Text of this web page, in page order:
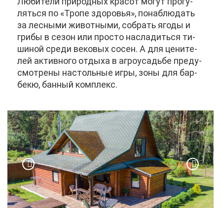
лять­ся по «Тро­пе здо­ро­вья», по­на­блю­дать
за лес­ны­ми жи­вот­ны­ми, со­брать яго­ды и
гри­бы в се­зон или про­сто на­сла­дить­ся ти­
ши­ной сре­ди ве­ко­вых со­сен. А для це­ни­те­
лей ак­тив­но­го от­ды­ха в аг­ро­усадь­бе преду­
смот­ре­ны на­столь­ные иг­ры, зо­ны для бар­
бекю, бан­ный ком­плекс.